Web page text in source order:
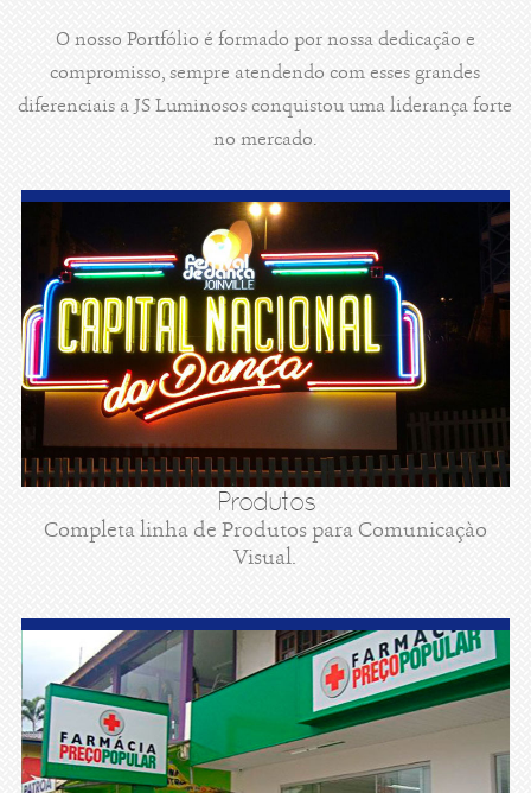
O nosso Portfólio é formado por nossa dedicação e
compromisso, sempre atendendo com esses grandes
diferenciais a JS Luminosos conquistou uma liderança forte
no mercado.
Produtos
Completa linha de Produtos para Comunicaçào
Visual.